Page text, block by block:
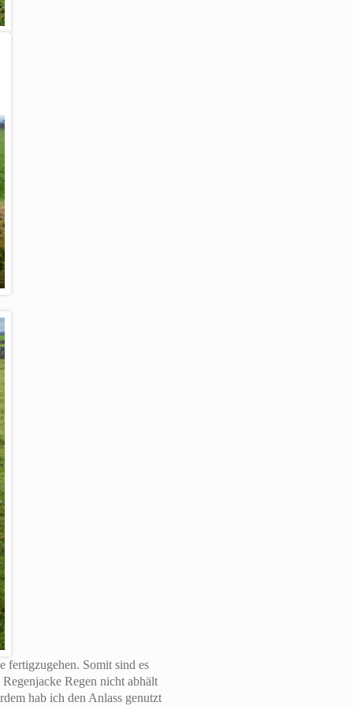
fertigzugehen. Somit sind es
Regen nicht abhält
hab ich den Anlass genutzt